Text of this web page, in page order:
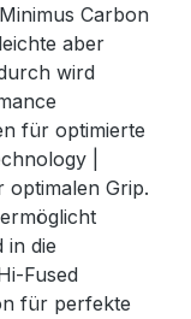
Carbon
aber
wird
für optimierte
|
optimalen Grip.
in die
Fused
für perfekte